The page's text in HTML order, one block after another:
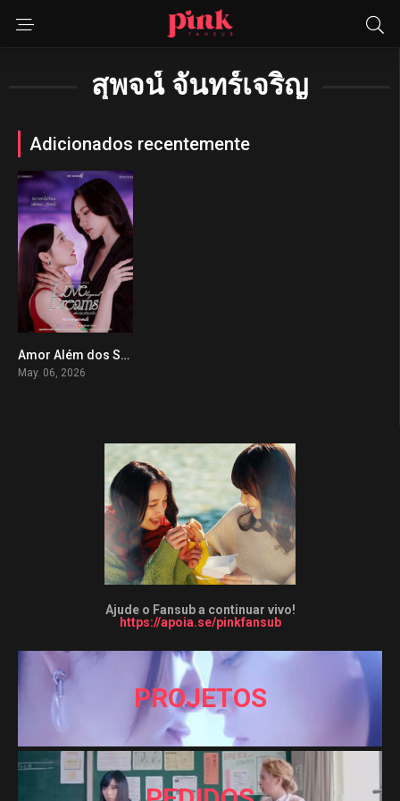
สุพจน์ จันทร์เจริญ
Adicionados recentemente
0Amor Além dos Sonhos
May. 06, 2026
Ajude o Fansub a continuar vivo!
https://apoia.se/pinkfansub
PROJETOS